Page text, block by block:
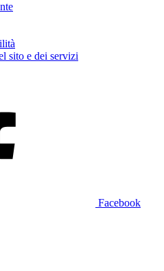
sito e dei servizi
Facebook